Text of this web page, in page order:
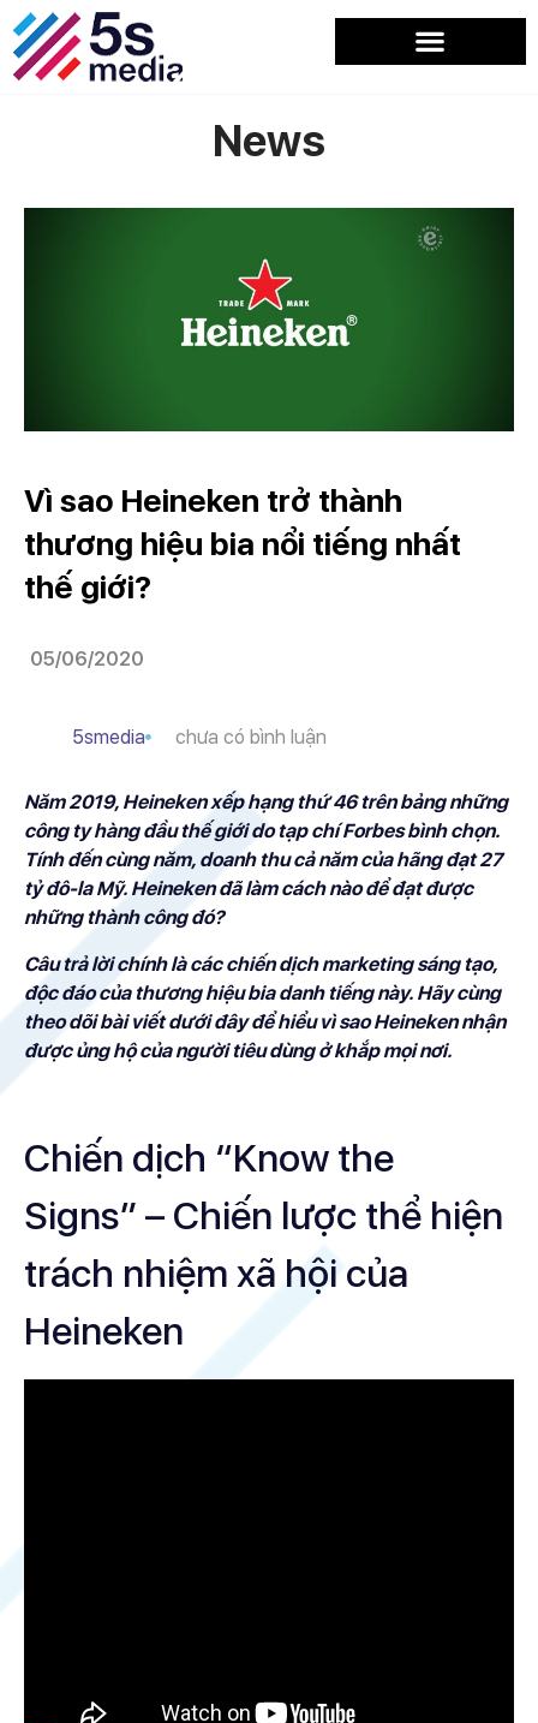
News
Vì sao Heineken trở thành
thương hiệu bia nổi tiếng nhất
thế giới?
05/06/2020
5smedia chưa có bình luận
Năm 2019, Heineken xếp hạng thứ 46 trên bảng những
công ty hàng đầu thế giới do tạp chí Forbes bình chọn.
Tính đến cùng năm, doanh thu cả năm của hãng đạt 27
tỷ đô-la Mỹ. Heineken đã làm cách nào để đạt được
những thành công đó?
Câu trả lời chính là các chiến dịch marketing sáng tạo,
độc đáo của thương hiệu bia danh tiếng này. Hãy cùng
theo dõi bài viết dưới đây để hiểu vì sao Heineken nhận
được ủng hộ của người tiêu dùng ở khắp mọi nơi.
Chiến dịch “Know the
Signs” – Chiến lược thể hiện
trách nhiệm xã hội của
Heineken